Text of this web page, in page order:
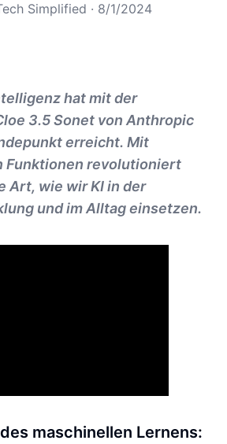
Simplified · 8/1/2024
hat mit der
3.5 Sonet von Anthropic
erreicht. Mit
Funktionen revolutioniert
Art, wie wir KI in der
und im Alltag einsetzen.
maschinellen Lernens: